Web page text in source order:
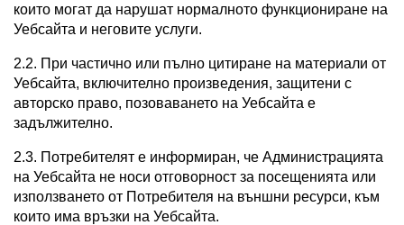
които могат да нарушат нормалното функциониране на
Уебсайта и неговите услуги.
2.2. При частично или пълно цитиране на материали от
Уебсайта, включително произведения, защитени с
авторско право, позоваването на Уебсайта е
задължително.
2.3. Потребителят е информиран, че Администрацията
на Уебсайта не носи отговорност за посещенията или
използването от Потребителя на външни ресурси, към
които има връзки на Уебсайта.